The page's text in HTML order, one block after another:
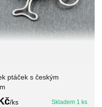
ptáček s českým
/ks Skladem 1 ks